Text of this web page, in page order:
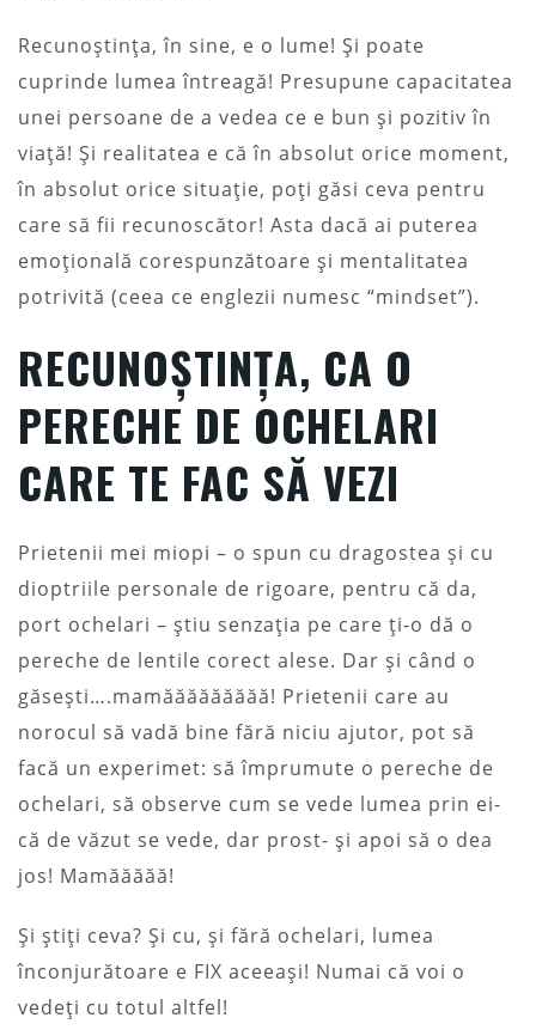
Recunoștința, în sine, e o lume! Și poate
cuprinde lumea întreagă! Presupune capacitatea
unei persoane de a vedea ce e bun și pozitiv în
viață! Și realitatea e că în absolut orice moment,
în absolut orice situație, poți găsi ceva pentru
care să fii recunoscător! Asta dacă ai puterea
emoțională corespunzătoare și mentalitatea
potrivită (ceea ce englezii numesc “mindset”).
RECUNOȘTINȚA, CA O
PERECHE DE OCHELARI
CARE TE FAC SĂ VEZI
Prietenii mei miopi – o spun cu dragostea și cu
dioptriile personale de rigoare, pentru că da,
port ochelari – știu senzația pe care ți-o dă o
pereche de lentile corect alese. Dar și când o
găsești….mamăăăăăăăăă! Prietenii care au
norocul să vadă bine fără niciu ajutor, pot să
facă un experimet: să împrumute o pereche de
ochelari, să observe cum se vede lumea prin ei-
că de văzut se vede, dar prost- și apoi să o dea
jos! Mamăăăăă!
Și știți ceva? Și cu, și fără ochelari, lumea
înconjurătoare e FIX aceeași! Numai că voi o
vedeți cu totul altfel!